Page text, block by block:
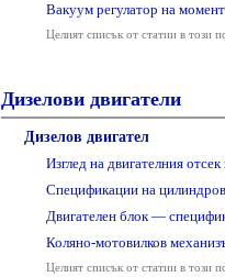
Вакуум регулатор на
Целият списък от статии в този
Дизелови двигатели
Дизелов двигател
Изглед на двигателния
Спецификации на
Двигателен блок —
Коляно-мотовилков
Целият списък от статии в този